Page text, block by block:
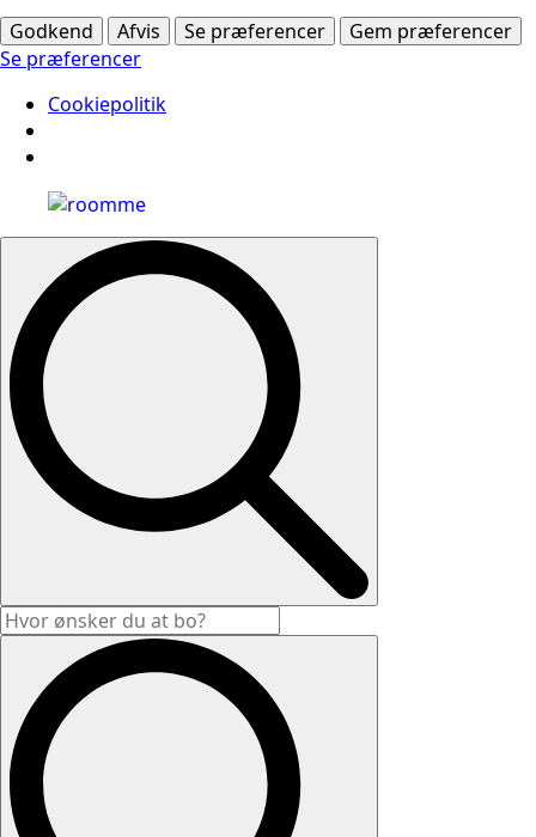
Godkend
Afvis Se præferencer
Gem præferencer
Se præferencer
Cookiepolitik
Search